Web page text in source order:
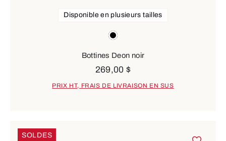
noir
Disponible en plusieurs tailles
Bottines Deon noir
269,00 $
PRIX HT, FRAIS DE LIVRAISON EN SUS
SOLDES